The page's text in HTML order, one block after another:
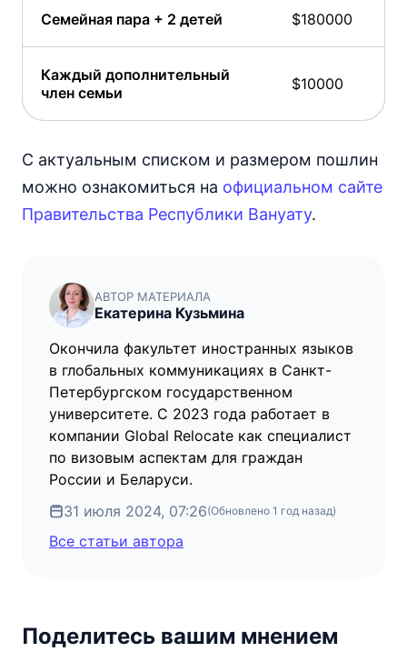
Семейная пара + 2 детей $180000
Каждый дополнительный
член семьи
$10000
С актуальным списком и размером пошлин
можно ознакомиться на официальном сайте
Правительства Республики Вануату.
АВТОР МАТЕРИАЛА
Екатерина Кузьмина
Окончила факультет иностранных языков
в глобальных коммуникациях в Санкт-
Петербургском государственном
университете. С 2023 года работает в
компании Global Relocate как специалист
по визовым аспектам для граждан
России и Беларуси.
31 июля 2024, 07:26(Обновлено 1 год назад)
Все статьи автора
Поделитесь вашим мнением